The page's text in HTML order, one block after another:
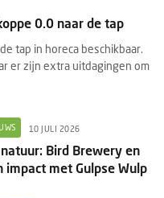
0.0 naar de tap
tap in horeca beschikbaar.
er zijn extra uitdagingen om
10 JULI 2026
Bird Brewery en
impact met Gulpse Wulp